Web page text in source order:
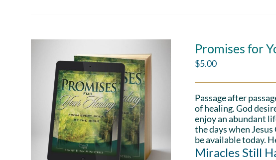
Promises for
$5.00
Passage after
of healing. God
enjoy an abundant
the days when
be available today.
Miracles Still